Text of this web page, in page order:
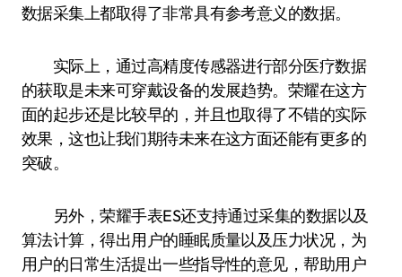
数据采集上都取得了非常具有参考意义的数据。
实际上，通过高精度传感器进行部分医疗数据
的获取是未来可穿戴设备的发展趋势。荣耀在这方
面的起步还是比较早的，并且也取得了不错的实际
效果，这也让我们期待未来在这方面还能有更多的
突破。
另外，荣耀手表ES还支持通过采集的数据以及
算法计算，得出用户的睡眠质量以及压力状况，为
用户的日常生活提出一些指导性的意见，帮助用户